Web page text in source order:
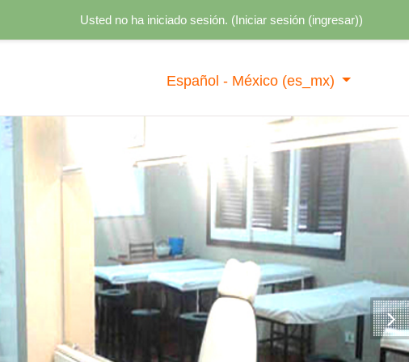
Usted no ha iniciado sesión. (Iniciar sesión (ingresar))
Español - México ‎(es_mx)‎